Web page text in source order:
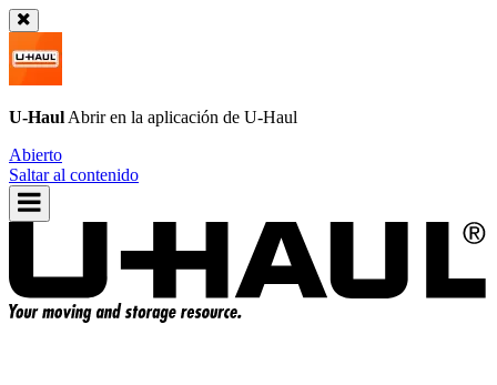
U-Haul Abrir en la aplicación de U-Haul
Abierto
Saltar al contenido